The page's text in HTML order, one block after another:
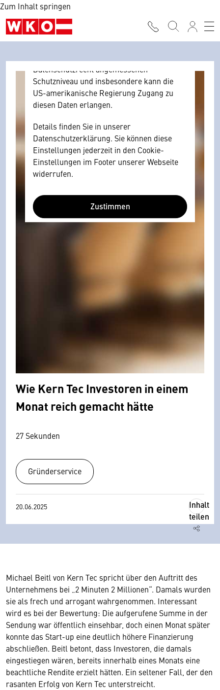
Zum Inhalt springen
Browser personenbezogene technische
Daten zu Geräten und Nutzerverhalten
mitunter mit US-amerikanischen Anbietern
Datenschutzrecht angemessenen
Schutzniveau und insbesondere kann die
US-amerikanische Regierung Zugang zu
diesen Daten erlangen.
Details finden Sie in unserer
Datenschutzerklärung. Sie können diese
Einstellungen jederzeit in den Cookie-
Einstellungen im Footer unserer Webseite
widerrufen.
Zustimmen
Wie Kern Tec Investoren in einem
Monat reich gemacht hätte
27 Sekunden
Gründerservice
20.06.2025
Inhalt
teilen
Michael Beitl von Kern Tec spricht über den Auftritt des
Unternehmens bei „2 Minuten 2 Millionen“. Damals wurden
sie als frech und arrogant wahrgenommen. Interessant
wird es bei der Bewertung: Die aufgerufene Summe in der
Sendung war öffentlich einsehbar, doch einen Monat später
konnte das Start-up eine deutlich höhere Finanzierung
abschließen. Beitl betont, dass Investoren, die damals
eingestiegen wären, bereits innerhalb eines Monats eine
beachtliche Rendite erzielt hätten. Ein seltener Fall, der den
rasanten Erfolg von Kern Tec unterstreicht.